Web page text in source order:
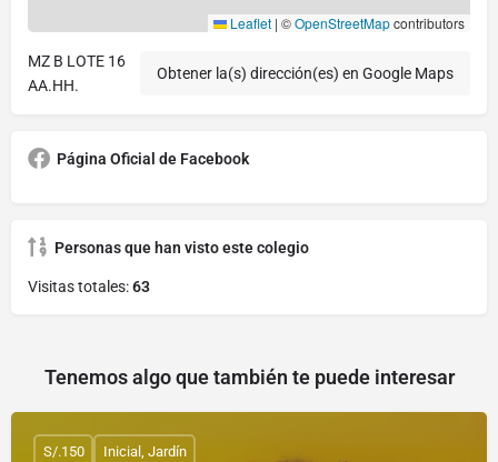
Leaflet | ©OpenStreetMapcontributors
MZ B LOTE 16
AA.HH.
Obtener la(s) dirección(es) en Google Maps
Página Oficial de Facebook
Personas que han visto este colegio
Visitas totales:63
Tenemos algo que también te puede interesar
S/.150 Inicial, Jardín